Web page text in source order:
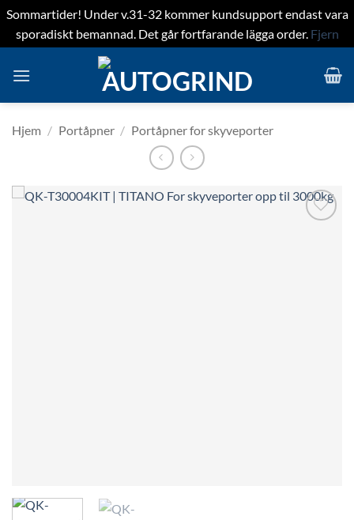
Sommartider! Under v.31-32 kommer kundsupport endast vara
sporadiskt bemannad. Det går fortfarande lägga order. Fjern
Hjem / Portåpner / Portåpner for skyveporter